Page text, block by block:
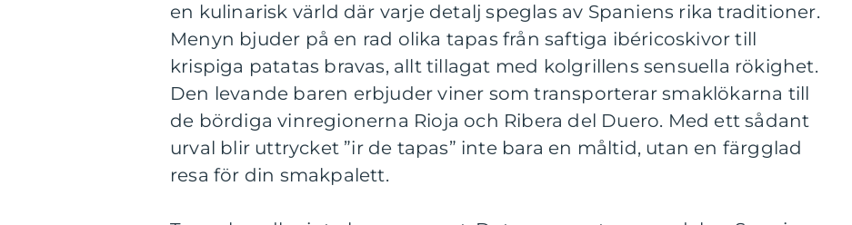
en kulinarisk värld där varje detalj speglas av Spaniens rika traditioner.
Menyn bjuder på en rad olika tapas från saftiga ibéricoskivor till
krispiga patatas bravas, allt tillagat med kolgrillens sensuella rökighet.
Den levande baren erbjuder viner som transporterar smaklökarna till
de bördiga vinregionerna Rioja och Ribera del Duero. Med ett sådant
urval blir uttrycket ”ir de tapas” inte bara en måltid, utan en färgglad
resa för din smakpalett.